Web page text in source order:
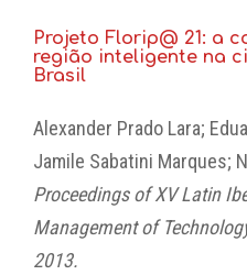
Projeto Florip@ 21: a
região inteligente na
Brasil
Alexander Prado Lara;
Jamile Sabatini Marques;
Proceedings of XV Latin
Management of
2013.